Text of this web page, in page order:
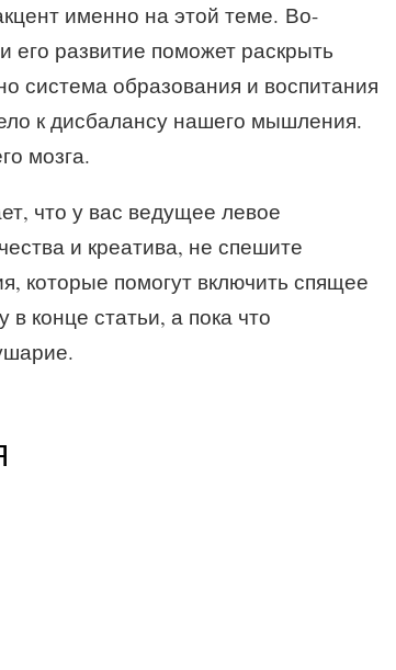
именно на этой теме. Во-
его развитие поможет раскрыть
система образования и воспитания
к дисбалансу нашего мышления.
мозга.
что у вас ведущее левое
и креатива, не спешите
которые помогут включить спящее
конце статьи, а пока что